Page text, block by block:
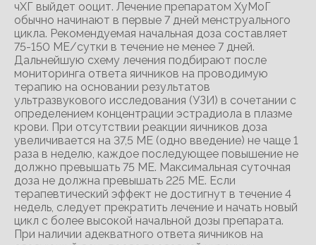
чХГ выйдет ооцит. Лечение препаратом ХуМоГ
обычно начинают в первые 7 дней менструального
цикла. Рекомендуемая начальная доза составляет
75-150 МЕ/сутки в течение не менее 7 дней.
Дальнейшую схему лечения подбирают после
мониторинга ответа яичников на проводимую
терапию на основании результатов
ультразвукового исследования (УЗИ) в сочетании с
определением концентрации эстрадиола в плазме
крови. При отсутствии реакции яичников доза
увеличивается на 37,5 ME (одно введение) не чаще 1
раза в неделю, каждое последующее повышение не
должно превышать 75 ME. Максимальная суточная
доза не должна превышать 225 ME. Если
терапевтический эффект не достигнут в течение 4
недель, следует прекратить лечение и начать новый
цикл с более высокой начальной дозы препарата.
При наличии адекватного ответа яичников на